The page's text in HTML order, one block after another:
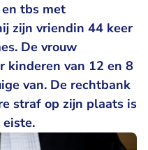
tbs met
zijn vriendin 44 keer
De vrouw
kinderen van 12 en 8
van. De rechtbank
straf op zijn plaats is